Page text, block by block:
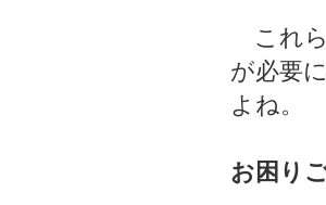
これら
が必要
よね。
お困り